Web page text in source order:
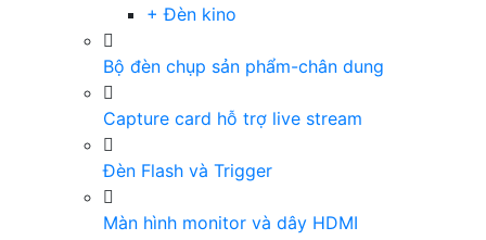
+ Đèn kino
Bộ đèn chụp sản phẩm-chân dung
Capture card hỗ trợ live stream
Đèn Flash và Trigger
Màn hình monitor và dây HDMI